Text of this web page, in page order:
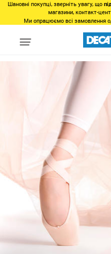
Шановні покупці, зверніть увагу, що
магазини, контакт-
Ми опрацюємо всі замовлення
unlinked